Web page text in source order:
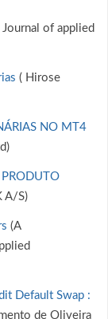
of applied
( Hirose
NO MT4
A/S)
(A
Default Swap :
de Oliveira